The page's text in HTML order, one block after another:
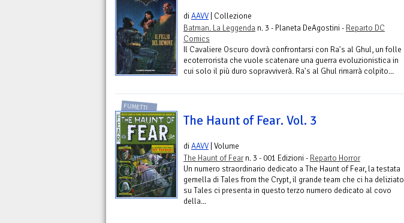
diAAVV | Collezione
Batman. La Leggenda n. 3 - Planeta DeAgostini - Reparto DC
Comics
Il Cavaliere Oscuro dovrà confrontarsi con Ra's al Ghul, un folle
ecoterrorista che vuole scatenare una guerra evoluzionistica in
cui solo il più duro sopravviverà. Ra's al Ghul rimarrà colpito...
FUMETTI
The Haunt of Fear. Vol. 3
diAAVV | Volume
The Haunt of Fearn. 3 - 001 Edizioni - Reparto Horror
Un numero straordinario dedicato a The Haunt of Fear, la testata
gemella di Tales from the Crypt, il grande team che ci ha deliziato
su Tales ci presenta in questo terzo numero dedicato al covo
della...